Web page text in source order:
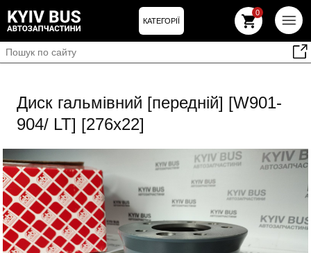
КАТЕГОРІЇ
0
Диск гальмівний [передній] [W901-
904/ LT] [276х22]